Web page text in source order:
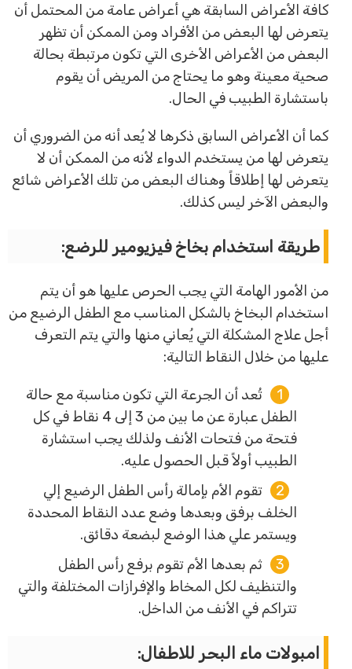
كافة الأعراض السابقة هي أعراض عامة من المحتمل أن
يتعرض لها البعض من الأفراد ومن الممكن أن تظهر
البعض من الأعراض الأخرى التي تكون مرتبطة بحالة
صحية معينة وهو ما يحتاج من المريض أن يقوم
باستشارة الطبيب في الحال.
كما أن الأعراض السابق ذكرها لا يُعد أنه من الضروري أن
يتعرض لها من يستخدم الدواء لأنه من الممكن أن لا
يتعرض لها إطلاقاً وهناك البعض من تلك الأعراض شائع
والبعض الآخر ليس كذلك.
طريقة استخدام بخاخ فيزيومير للرضع:
من الأمور الهامة التي يجب الحرص عليها هو أن يتم
استخدام البخاخ بالشكل المناسب مع الطفل الرضيع من
أجل علاج المشكلة التي يُعاني منها والتي يتم التعرف
عليها من خلال النقاط التالية:
تُعد أن الجرعة التي تكون مناسبة مع حالة
الطفل عبارة عن ما بين من 3 إلى 4 نقاط في كل
فتحة من فتحات الأنف ولذلك يجب استشارة
الطبيب أولاً قبل الحصول عليه.
تقوم الأم بإمالة رأس الطفل الرضيع إلي
الخلف برفق وبعدها وضع عدد النقاط المحددة
ويستمر علي هذا الوضع لبضعة دقائق.
ثم بعدها الأم تقوم برفع رأس الطفل
والتنظيف لكل المخاط والإفرازات المختلفة والتي
تتراكم في الأنف من الداخل.
امبولات ماء البحر للاطفال: